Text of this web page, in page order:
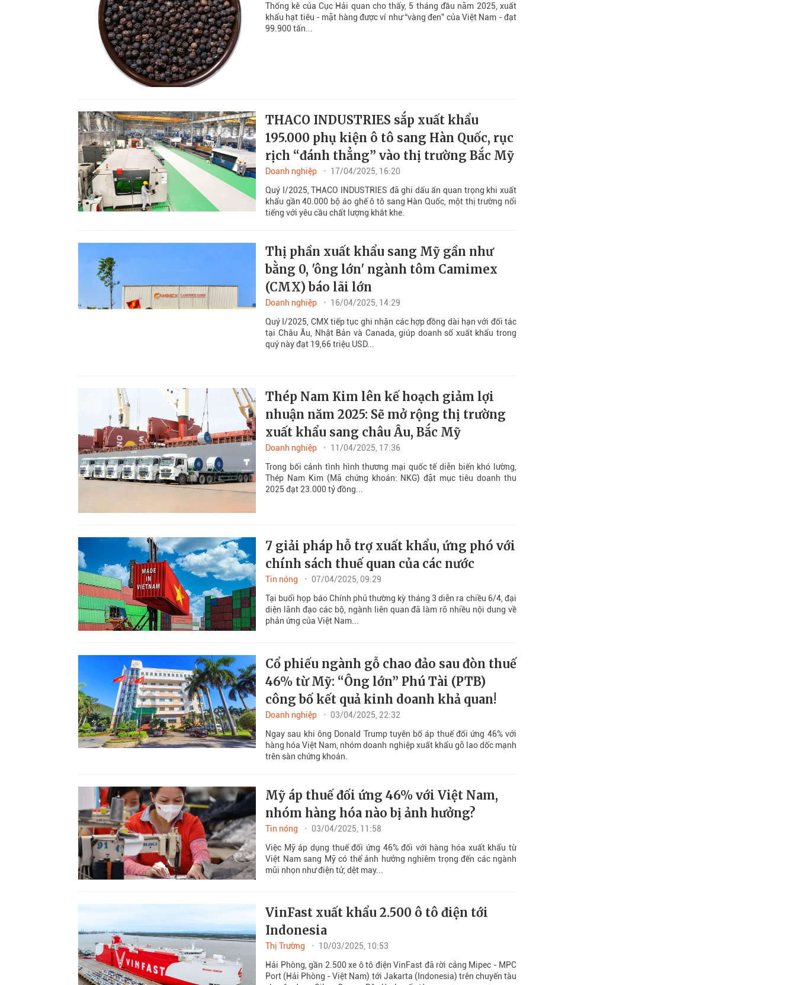
Thống kê của Cục Hải quan cho thấy, 5 tháng đầu năm 2025, xuất
khẩu hạt tiêu - mặt hàng được ví như “vàng đen” của Việt Nam - đạt
99.900 tấn...
THACO INDUSTRIES sắp xuất khẩu
195.000 phụ kiện ô tô sang Hàn Quốc, rục
rịch “đánh thẳng” vào thị trường Bắc Mỹ
Doanh nghiệp
17/04/2025, 16:20
Quý I/2025, THACO INDUSTRIES đã ghi dấu ấn quan trọng khi xuất
khẩu gần 40.000 bộ áo ghế ô tô sang Hàn Quốc, một thị trường nổi
tiếng với yêu cầu chất lượng khắt khe.
Thị phần xuất khẩu sang Mỹ gần như
bằng 0, 'ông lớn' ngành tôm Camimex
(CMX) báo lãi lớn
Doanh nghiệp
16/04/2025, 14:29
Quý I/2025, CMX tiếp tục ghi nhận các hợp đồng dài hạn với đối tác
tại Châu Âu, Nhật Bản và Canada, giúp doanh số xuất khẩu trong
quý này đạt 19,66 triệu USD...
Thép Nam Kim lên kế hoạch giảm lợi
nhuận năm 2025: Sẽ mở rộng thị trường
xuất khẩu sang châu Âu, Bắc Mỹ
Doanh nghiệp
11/04/2025, 17:36
Trong bối cảnh tình hình thương mại quốc tế diễn biến khó lường,
Thép Nam Kim (Mã chứng khoán: NKG) đặt mục tiêu doanh thu
2025 đạt 23.000 tỷ đồng...
7 giải pháp hỗ trợ xuất khẩu, ứng phó với
chính sách thuế quan của các nước
Tin nóng
07/04/2025, 09:29
Tại buổi họp báo Chính phủ thường kỳ tháng 3 diễn ra chiều 6/4, đại
diện lãnh đạo các bộ, ngành liên quan đã làm rõ nhiều nội dung về
phản ứng của Việt Nam...
Cổ phiếu ngành gỗ chao đảo sau đòn thuế
46% từ Mỹ: “Ông lớn” Phú Tài (PTB)
công bố kết quả kinh doanh khả quan!
Doanh nghiệp
03/04/2025, 22:32
Ngay sau khi ông Donald Trump tuyên bố áp thuế đối ứng 46% với
hàng hóa Việt Nam, nhóm doanh nghiệp xuất khẩu gỗ lao dốc mạnh
trên sàn chứng khoán.
Mỹ áp thuế đối ứng 46% với Việt Nam,
nhóm hàng hóa nào bị ảnh hưởng?
Tin nóng
03/04/2025, 11:58
Việc Mỹ áp dụng thuế đối ứng 46% đối với hàng hóa xuất khẩu từ
Việt Nam sang Mỹ có thể ảnh hưởng nghiêm trọng đến các ngành
mũi nhọn như điện tử, dệt may...
VinFast xuất khẩu 2.500 ô tô điện tới
Indonesia
Thị Trường
10/03/2025, 10:53
Hải Phòng, gần 2.500 xe ô tô điện VinFast đã rời cảng Mipec - MPC
Port (Hải Phòng - Việt Nam) tới Jakarta (Indonesia) trên chuyến tàu